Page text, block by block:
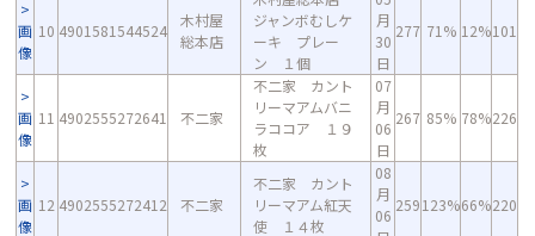
画
像
10 4901581544524
木村屋
総本店
ジャンボむしケ
ーキ プレー
ン １個
月
30
日
277 71% 12%101
画
像
11 4902555272641 不二家
不二家 カント
リーマアムバニ
ラココア １９
枚
07
月
06
日
267 85% 78%226
画
像
12 4902555272412 不二家
不二家 カント
リーマアム紅天
使 １４枚
08
月
06
259123%66%220